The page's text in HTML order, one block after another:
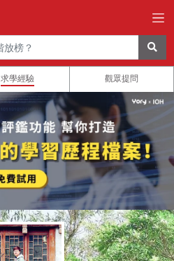
求學經驗 觀眾提問